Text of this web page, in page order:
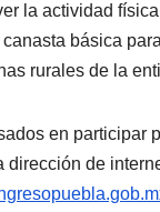
la actividad
básica
rurales de la
en participar
dirección de